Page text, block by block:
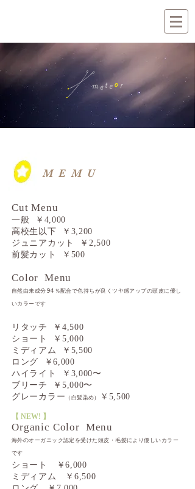
MEMU
Cut Menu
一般 ￥4,000
高校生以下 ￥3,200
ジュニアカット ￥2,500
前髪カット ￥500
Color Menu
自然由来成分94％配合で色持ちが良くツヤ感アップの頭皮に優し
いカラーです
リタッチ ￥4,500
ショート ￥5,000
ミディアム ￥5,500
ロング ￥6,000
ハイライト ￥3,000〜
ブリーチ ￥5,000〜
グレーカラー （白髪染め） ￥5,500
【 NEW! 】​
Organic Color Menu
海外のオーガニック認定を受けた頭皮・毛髪により優しいカラー
です
ショート ￥6,000
ミディアム ￥6,500